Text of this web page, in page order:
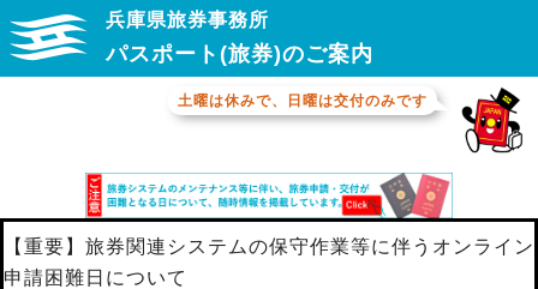
兵庫県旅券事務所
パスポート(旅券)のご案内
土曜は休みで、日曜は交付のみです
【重要】旅券関連システムの保守作業等に伴うオンライン
申請困難日について